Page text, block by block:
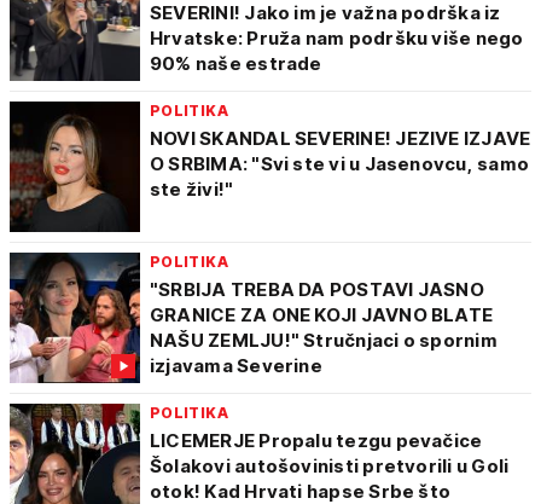
SEVERINI! Jako im je važna podrška iz
Hrvatske: Pruža nam podršku više nego
90% naše estrade
POLITIKA
NOVI SKANDAL SEVERINE! JEZIVE IZJAVE
O SRBIMA: "Svi ste vi u Jasenovcu, samo
ste živi!"
POLITIKA
"SRBIJA TREBA DA POSTAVI JASNO
GRANICE ZA ONE KOJI JAVNO BLATE
NAŠU ZEMLJU!" Stručnjaci o spornim
izjavama Severine
POLITIKA
LICEMERJE Propalu tezgu pevačice
Šolakovi autošovinisti pretvorili u Goli
otok! Kad Hrvati hapse Srbe što